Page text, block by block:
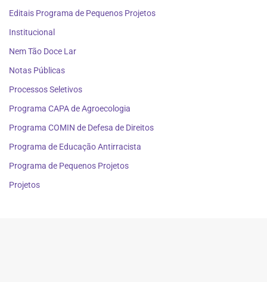
Editais Programa de Pequenos Projetos
Institucional
Nem Tão Doce Lar
Notas Públicas
Processos Seletivos
Programa CAPA de Agroecologia
Programa COMIN de Defesa de Direitos
Programa de Educação Antirracista
Programa de Pequenos Projetos
Projetos